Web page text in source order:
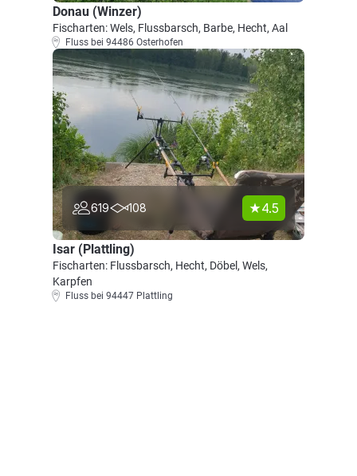
Donau (Winzer)
Fischarten: Wels, Flussbarsch, Barbe, Hecht, Aal
Fluss bei 94486 Osterhofen
619 108 4.5
Isar (Plattling)
Fischarten: Flussbarsch, Hecht, Döbel, Wels,
Karpfen
Fluss bei 94447 Plattling